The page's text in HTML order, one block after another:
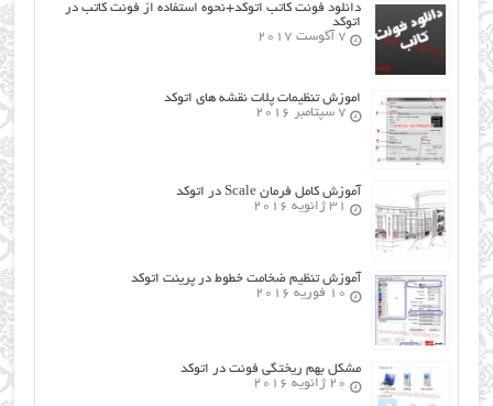
دانلود فونت کاتب اتوکد+نحوه استفاده از فونت کاتب در
اتوکد
7 آگوست 2017
اموزش تنظیمات پلات نقشه های اتوکد
7 سپتامبر 2016
آموزش کامل فرمان Scale در اتوکد
31 ژانویه 2016
آموزش تنظیم ضخامت خطوط در پرینت اتوکد
10 فوریه 2016
مشکل بهم ریختگی فونت در اتوکد
20 ژانویه 2016